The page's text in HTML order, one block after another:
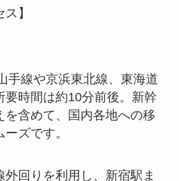
】
手線や京浜東北線、東海道
要時間は約10分前後。新幹
を含めて、国内各地への移
ズです。
外回りを利用し、新宿駅ま